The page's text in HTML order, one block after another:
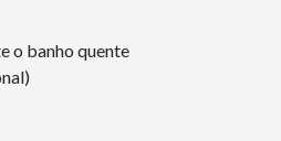
o banho quente